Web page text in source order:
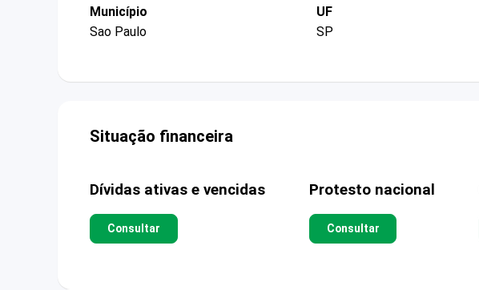
Município
Sao Paulo
UF
SP
Situação financeira
Dívidas ativas e vencidas
Consultar
Protesto nacional
Consultar